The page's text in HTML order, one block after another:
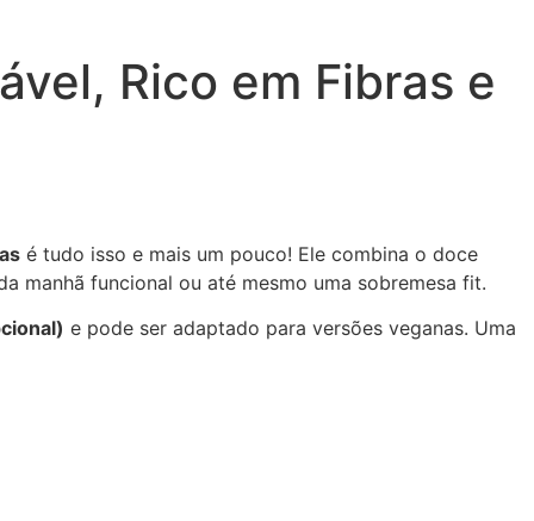
Rico em Fibras e
é tudo isso e mais um pouco! Ele combina o doce
manhã funcional ou até mesmo uma sobremesa fit.
e pode ser adaptado para versões veganas. Uma